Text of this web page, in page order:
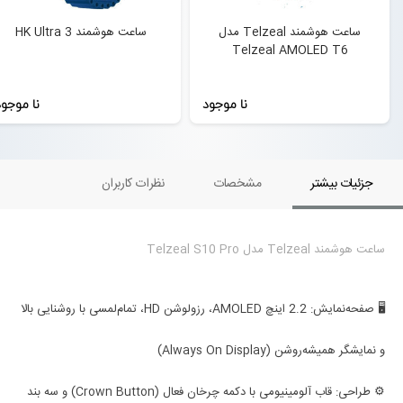
ساعت هوشمند Telzeal مدل
Telzeal AMOLED T6
نا موجود
ساعت هوشمند HK Ultra 3
نا
جزئیات بیشتر مشخصات نظرات کاربران
ساعت هوشمند Telzeal مدل Telzeal S10 Pro
🖥 صفحه‌نمایش: 2.2 اینچ AMOLED، رزولوشن HD، تمام‌لمسی با روشنایی بالا
و نمایشگر همیشه‌روشن (Always On Display)
⚙️ طراحی: قاب آلومینیومی با دکمه چرخان فعال (Crown Button) و سه بند